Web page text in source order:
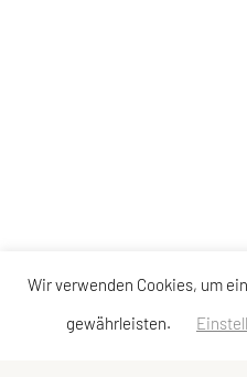
Wir verwenden Cookies, um
gewährleisten.